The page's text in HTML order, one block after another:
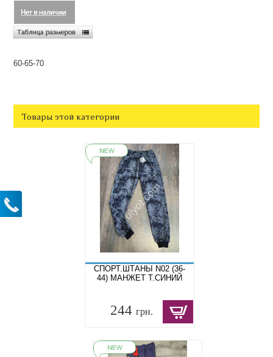
60-65-70
Товары этой категории
СПОРТ.ШТАНЫ N02 (36-
44) МАНЖЕТ Т.СИНИЙ
244 грн.